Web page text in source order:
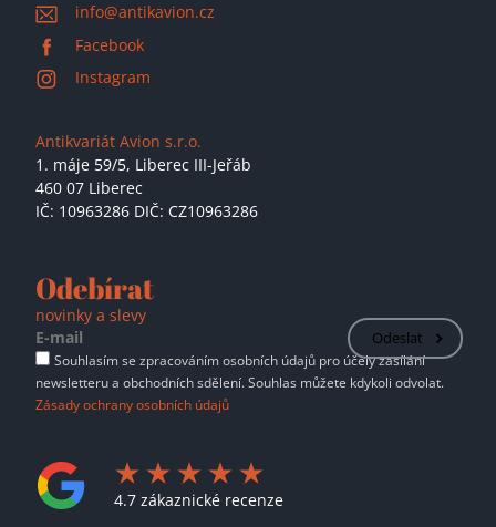
info@antikavion.cz
Facebook
Instagram
Antikvariát Avion s.r.o.
1. máje 59/5, Liberec III-Jeřáb
460 07 Liberec
IČ: 10963286 DIČ: CZ10963286
Odebírat
novinky a slevy
Odeslat
Souhlasím se zpracováním osobních údajů pro účely zasílání
newsletteru a obchodních sdělení. Souhlas můžete kdykoli odvolat.
Zásady ochrany osobních údajů
4.7 zákaznické recenze